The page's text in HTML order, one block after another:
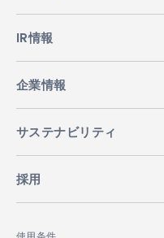
IR情報
企業情報
サステナビリティ
採用